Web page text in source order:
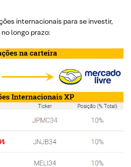
internacionais para se investir,
longo prazo: